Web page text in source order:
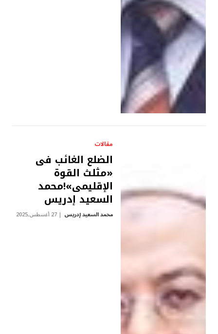
مقالات
الضلع الغائب فى
«مثلث القوة
الإقليمى»!محمد
السعيد إدريس
محمد السعيد إدريس 27 أغسطس,2025